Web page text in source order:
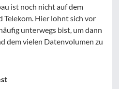
ist noch nicht auf dem
Telekom. Hier lohnt sich vor
unterwegs bist, um dann
dem vielen Datenvolumen zu